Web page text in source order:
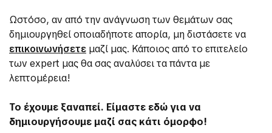
Ωστόσο, αν από την ανάγνωση των θεμάτων σας
δημιουργηθεί οποιαδήποτε απορία, μη διστάσετε να
επικοινωνήσετε μαζί μας. Κάποιος από το επιτελείο
των expert μας θα σας αναλύσει τα πάντα με
λεπτομέρεια!
Το έχουμε ξαναπεί. Είμαστε εδώ για να
δημιουργήσουμε μαζί σας κάτι όμορφο!